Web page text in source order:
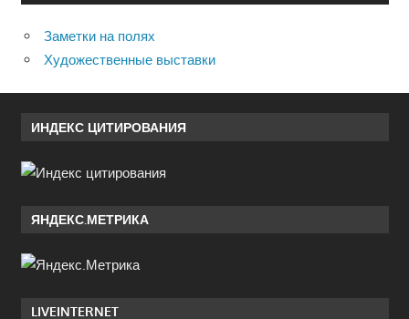
Заметки на полях
Художественные выставки
ИНДЕКС ЦИТИРОВАНИЯ
ЯНДЕКС.МЕТРИКА
LIVEINTERNET